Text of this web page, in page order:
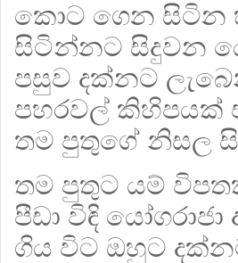
කොට ගෙන සිටින
සිටින්නට සිදුවන
පසුව දක්නට
පහරවල් කිහිපයක්
තම පුතුගේ නිසල
තම පුතුට යම්
පීඩා විඳි
ගිය විට ඔහුට